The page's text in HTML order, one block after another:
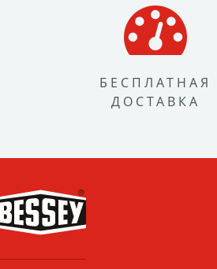
БЕСПЛАТНАЯ
ДОСТАВКА